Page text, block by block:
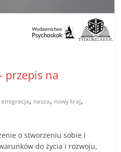
przepis na
emigracja, nasza, nowy kraj,
o stworzeniu sobie i
do życia i rozwoju,